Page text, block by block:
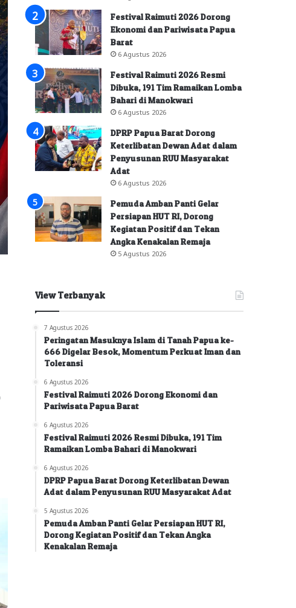
Festival Raimuti 2026 Dorong
Ekonomi dan Pariwisata Papua
Barat
6 Agustus 2026
Festival Raimuti 2026 Resmi
Dibuka, 191 Tim Ramaikan Lomba
Bahari di Manokwari
6 Agustus 2026
DPRP Papua Barat Dorong
Keterlibatan Dewan Adat dalam
Penyusunan RUU Masyarakat
Adat
6 Agustus 2026
Pemuda Amban Panti Gelar
Persiapan HUT RI, Dorong
Kegiatan Positif dan Tekan
Angka Kenakalan Remaja
5 Agustus 2026
View Terbanyak
7 Agustus 2026
Peringatan Masuknya Islam di Tanah Papua ke-
666 Digelar Besok, Momentum Perkuat Iman dan
Toleransi
6 Agustus 2026
Festival Raimuti 2026 Dorong Ekonomi dan
Pariwisata Papua Barat
6 Agustus 2026
Festival Raimuti 2026 Resmi Dibuka, 191 Tim
Ramaikan Lomba Bahari di Manokwari
6 Agustus 2026
DPRP Papua Barat Dorong Keterlibatan Dewan
Adat dalam Penyusunan RUU Masyarakat Adat
5 Agustus 2026
Pemuda Amban Panti Gelar Persiapan HUT RI,
Dorong Kegiatan Positif dan Tekan Angka
Kenakalan Remaja